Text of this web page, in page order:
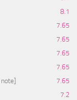
8.1
7.65
7.65
7.65
7.65
7.65
7.2